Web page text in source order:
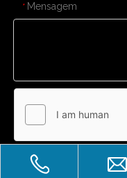
* Mensagem
Enviar